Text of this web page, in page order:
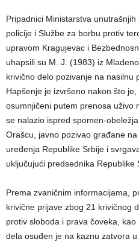
Pripadnici Ministarstva
policije i Službe za borbu protiv
upravom Kragujevac i
uhapsili su M. J. (1983) iz
krivično delo pozivanje na nasilnu
Hapšenje je izvršeno nakon što
osumnjičeni putem prenosa uživo
se nalazio ispred spomen-
Orašcu, javno pozivao građane
uređenja Republike Srbije i
uključujući predsednika Republike
Prema zvaničnim informacijama,
krivične prijave zbog 21 krivičnog
protiv sloboda i prava čoveka,
dela osuđen je na kaznu zatvora